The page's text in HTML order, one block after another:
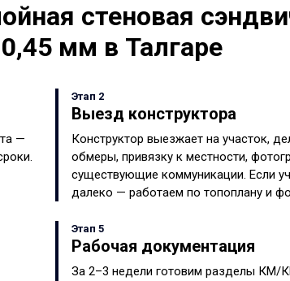
стеновая
мм в Талгаре
—
Этап 2
Выезд конструктора
Конструктор выезжает на участок,
обмеры, привязку к местности,
существующие коммуникации. Если
далеко — работаем по топоплану и
Этап 5
Рабочая документация
За 2–3 недели готовим разделы КМ/